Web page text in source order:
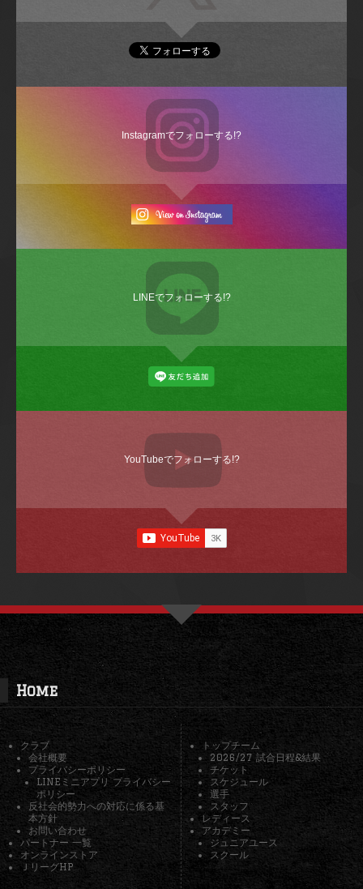
Instagramでフォローする!?
LINEでフォローする!?
YouTubeでフォローする!?
Home
クラブ
会社概要
プライバシーポリシー
LINEミニアプリ プライバシー
ポリシー
反社会的勢力への対応に係る基
本方針
お問い合わせ
パートナー 一覧
オンラインストア
ＪリーグHP
トップチーム
2026/27 試合日程&結果
チケット
スケジュール
選手
スタッフ
レディース
アカデミー
ジュニアユース
スクール